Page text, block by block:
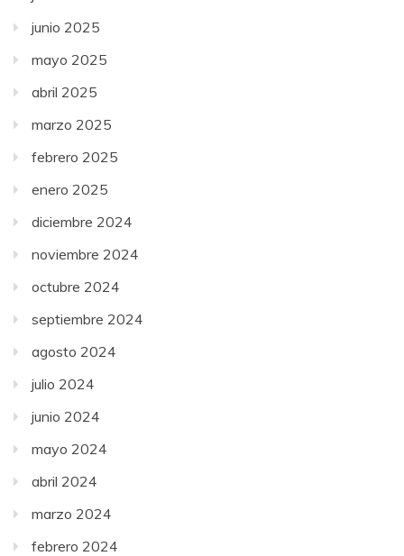
junio 2025
mayo 2025
abril 2025
marzo 2025
febrero 2025
enero 2025
diciembre 2024
noviembre 2024
octubre 2024
septiembre 2024
agosto 2024
julio 2024
junio 2024
mayo 2024
abril 2024
marzo 2024
febrero 2024